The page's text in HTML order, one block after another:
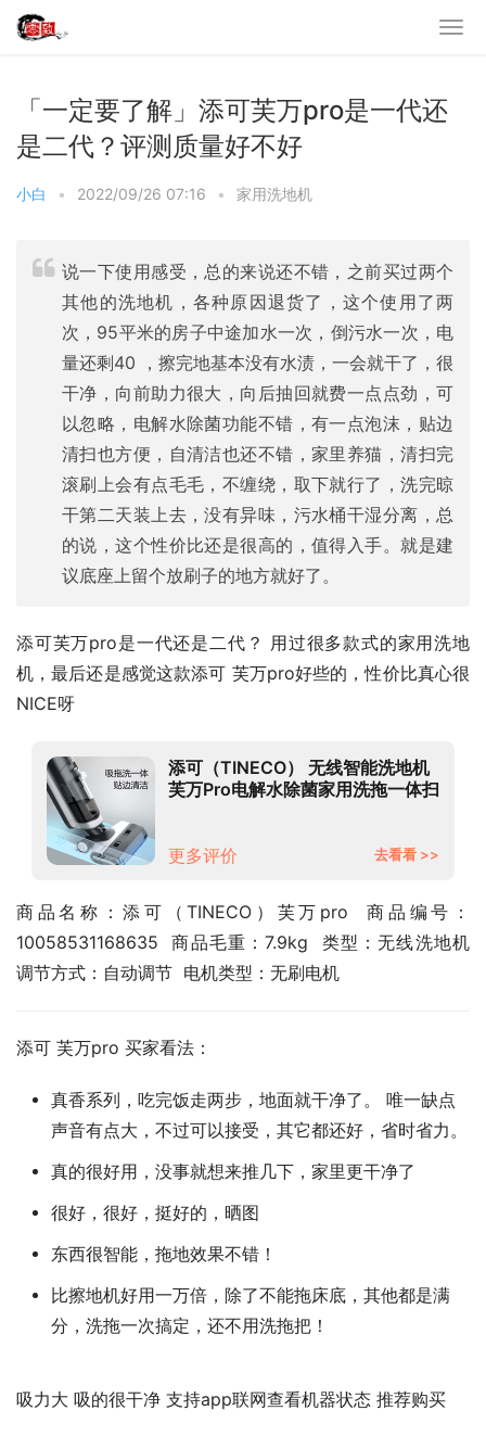
「一定要了解」添可芙万pro是一代还
是二代？评测质量好不好
小白 • 2022/09/26 07:16 • 家用洗地机
说一下使用感受，总的来说还不错，之前买过两个
其他的洗地机，各种原因退货了，这个使用了两
次，95平米的房子中途加水一次，倒污水一次，电
量还剩40 ，擦完地基本没有水渍，一会就干了，很
干净，向前助力很大，向后抽回就费一点点劲，可
以忽略，电解水除菌功能不错，有一点泡沫，贴边
清扫也方便，自清洁也还不错，家里养猫，清扫完
滚刷上会有点毛毛，不缠绕，取下就行了，洗完晾
干第二天装上去，没有异味，污水桶干湿分离，总
的说，这个性价比还是很高的，值得入手。就是建
议底座上留个放刷子的地方就好了。
添可芙万pro是一代还是二代？ 用过很多款式的家用洗地
机，最后还是感觉这款添可 芙万pro好些的，性价比真心很
NICE呀
添可（TINECO） 无线智能洗地机
芙万Pro电解水除菌家用洗拖一体扫
更多评价
去看看 >>
商品名称：添可（TINECO）芙万pro  商品编号：
10058531168635  商品毛重：7.9kg  类型：无线洗地机
调节方式：自动调节  电机类型：无刷电机
添可 芙万pro 买家看法：
真香系列，吃完饭走两步，地面就干净了。 唯一缺点
声音有点大，不过可以接受，其它都还好，省时省力。
真的很好用，没事就想来推几下，家里更干净了
很好，很好，挺好的，晒图
东西很智能，拖地效果不错！
比擦地机好用一万倍，除了不能拖床底，其他都是满
分，洗拖一次搞定，还不用洗拖把！
吸力大 吸的很干净 支持app联网查看机器状态 推荐购买